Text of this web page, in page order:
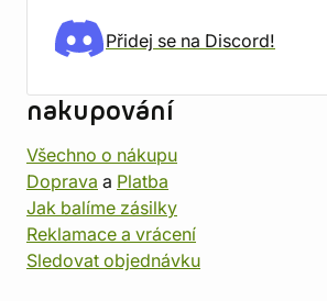
Přidej se na Discord!
nakupování
Všechno o nákupu
Doprava a Platba
Jak balíme zásilky
Reklamace a vrácení
Sledovat objednávku